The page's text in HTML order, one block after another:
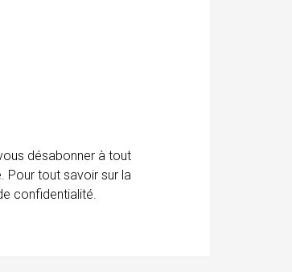
désabonner à tout
Pour tout savoir sur la
confidentialité.